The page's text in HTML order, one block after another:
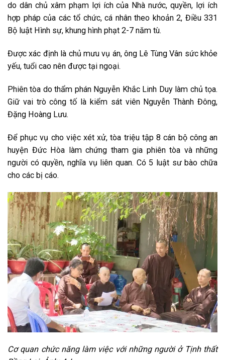
do dân chủ xâm phạm lợi ích của Nhà nước, quyền, lợi ích
hợp pháp của các tổ chức, cá nhân theo khoản 2, Điều 331
Bộ luật Hình sự, khung hình phạt 2-7 năm tù.
Được xác định là chủ mưu vụ án, ông Lê Tùng Vân sức khỏe
yếu, tuổi cao nên được tại ngoại.
Phiên tòa do thẩm phán Nguyễn Khắc Linh Duy làm chủ tọa.
Giữ vai trò công tố là kiểm sát viên Nguyễn Thành Đông,
Đặng Hoàng Lưu.
Để phục vụ cho việc xét xử, tòa triệu tập 8 cán bộ công an
huyện Đức Hòa làm chứng tham gia phiên tòa và những
người có quyền, nghĩa vụ liên quan. Có 5 luật sư bào chữa
cho các bị cáo.
Cơ quan chức năng làm việc với những người ở Tịnh thất